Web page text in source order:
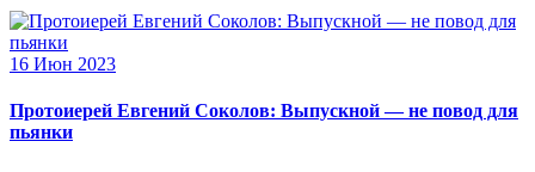
16 Июн 2023
Протоиерей Евгений Соколов: Выпускной — не повод для
пьянки